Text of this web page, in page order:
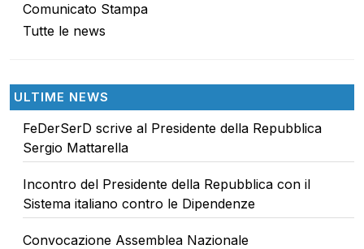
Comunicato Stampa
Tutte le news
ULTIME NEWS
FeDerSerD scrive al Presidente della Repubblica
Sergio Mattarella
Incontro del Presidente della Repubblica con il
Sistema italiano contro le Dipendenze
Convocazione Assemblea Nazionale